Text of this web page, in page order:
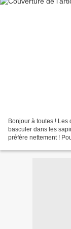
Bonjour à toutes ! Les
basculer dans les
préfère nettement !